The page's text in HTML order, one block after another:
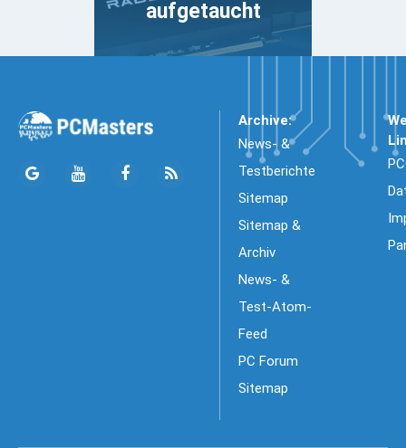
aufgetaucht
Archive:
News- &
Testberichte
Sitemap
Sitemap &
Archiv
News- &
Test-Atom-
Feed
PC Forum
Sitemap